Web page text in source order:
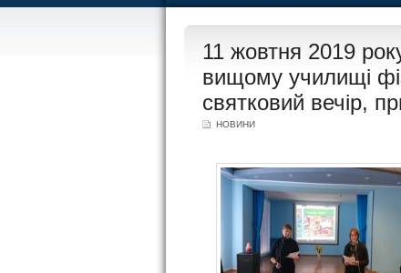
20
11 жовтня 2019
вищому училищі
святковий вечір,
НОВИНИ